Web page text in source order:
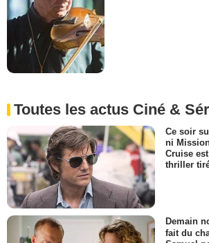
Toutes les actus Ciné &
Ce soir
ni
Cruise
thriller
Demain
fait du